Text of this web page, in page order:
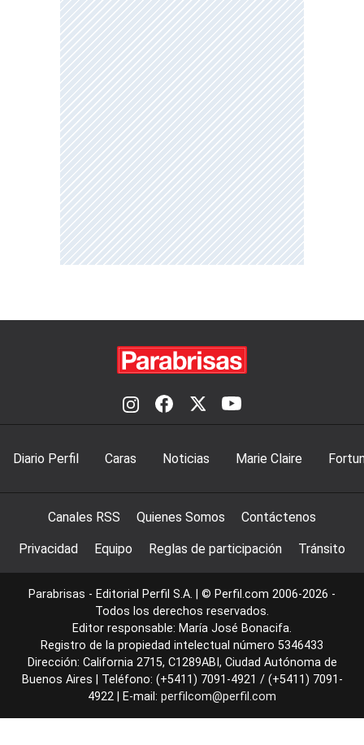
Diario Perfil Caras Noticias Marie Claire
Canales RSS Quienes Somos Contáctenos
Privacidad Equipo Reglas de participación Tránsito
Parabrisas - Editorial Perfil S.A. | © Perfil.com 2006-2026 -
Todos los derechos reservados.
Editor responsable: María José Bonacifa.
Registro de la propiedad intelectual número 5346433
Dirección: California 2715, C1289ABI , Ciudad Autónoma de
Buenos Aires | Teléfono: (+5411) 7091-4921 / (+5411) 7091-
4922 | E-mail: perfilcom@perfil.com